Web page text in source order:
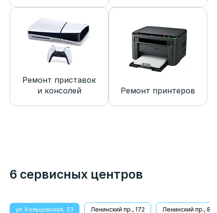
Ремонт приставок
и консолей
Ремонт принтеров
6 сервисных центров
ул. Кольцовская, 33 Ленинский пр., 172 Ленинский пр., 8/1